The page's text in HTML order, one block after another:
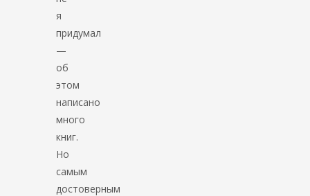
я
придумал
—
об
этом
написано
много
книг.
Но
самым
достоверным